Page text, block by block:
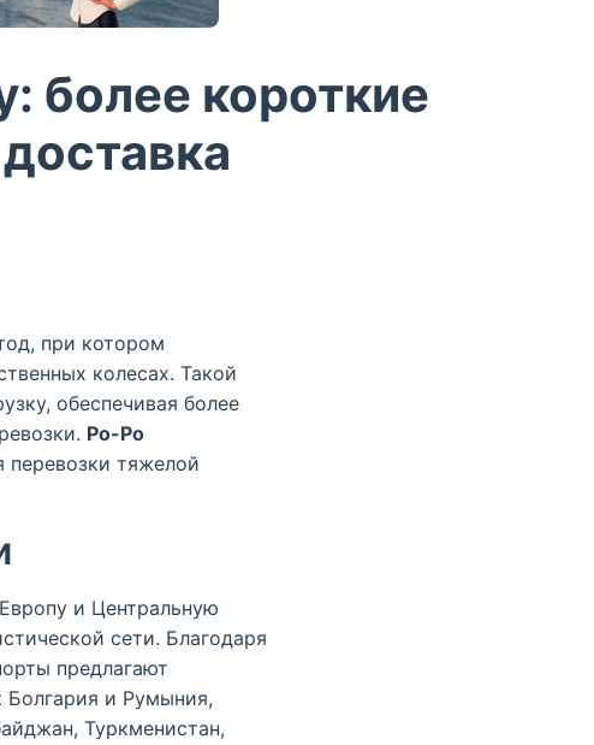
более короткие
при котором
колесах. Такой
обеспечивая более
Ро-Ро
перевозки тяжелой
и Центральную
сети. Благодаря
предлагают
Болгария и Румыния,
Туркменистан,